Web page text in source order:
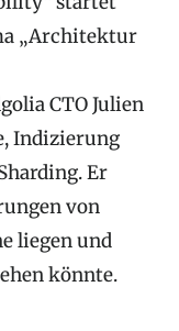
„Architektur
CTO Julien
Indizierung
Er
von
liegen und
könnte.